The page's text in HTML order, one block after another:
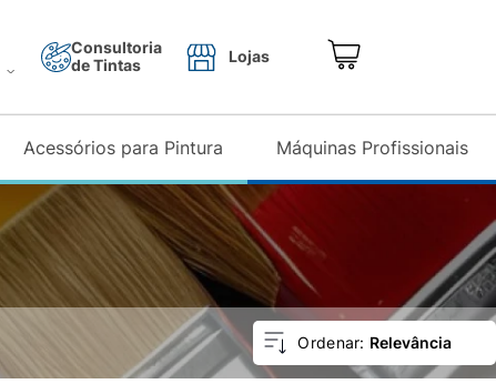
Consultoria
de Tintas
Lojas
Acessórios para Pintura Máquinas Profissionais
Relevância